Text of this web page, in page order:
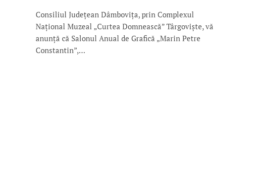
Consiliul Județean Dâmbovița, prin Complexul
Național Muzeal „Curtea Domnească” Târgoviște, vă
anunță că Salonul Anual de Grafică „Marin Petre
Constantin”,…